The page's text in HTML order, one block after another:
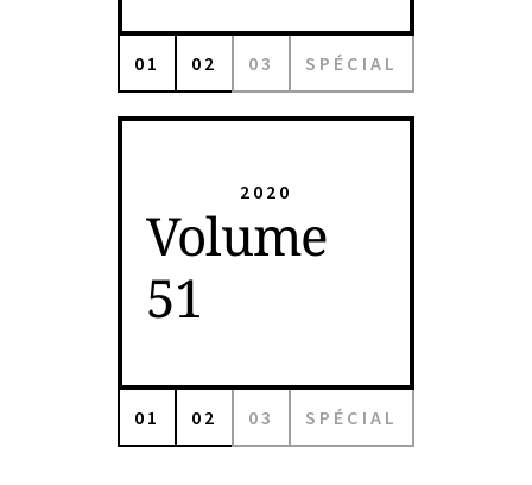
01 02 03 SPÉCIAL
2020
Volume
51
01 02 03 SPÉCIAL